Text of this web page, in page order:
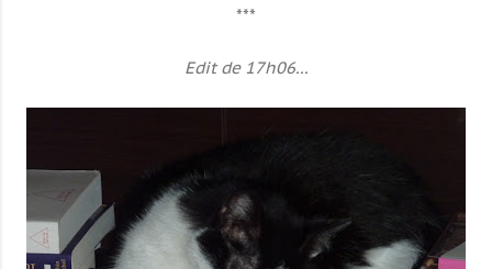
***
Edit de 17h06...